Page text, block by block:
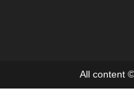
All content